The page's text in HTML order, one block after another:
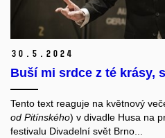
30. 5. 2024
Buší mi srdce z té krásy,
Tento text reaguje na květnový
od Pitínského) v divadle Husa na
festivalu Divadelní svět Brno...